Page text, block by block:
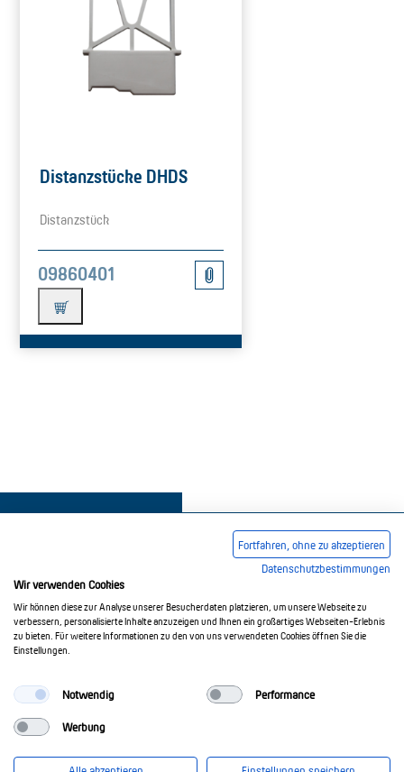
Distanzstücke DHDS
Distanzstück
09860401
Impressum AGB Datenschutzerklärung
© 2017-2026 Doepke Schaltgeräte GmbH
Stellmacherstr. 11
Fortfahren, ohne zu akzeptieren
Datenschutzbestimmungen
Wir verwenden Cookies
Wir können diese zur Analyse unserer Besucherdaten platzieren, um unsere Webseite zu
verbessern, personalisierte Inhalte anzuzeigen und Ihnen ein großartiges Webseiten-Erlebnis
zu bieten. Für weitere Informationen zu den von uns verwendeten Cookies öffnen Sie die
Einstellungen.
Notwendig Performance
Werbung